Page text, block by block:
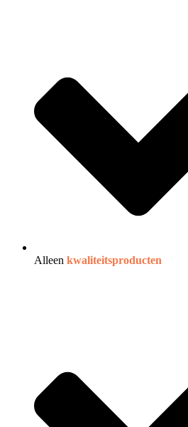
Alleen kwaliteitsproducten